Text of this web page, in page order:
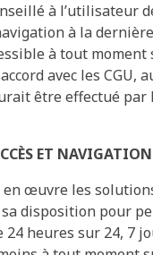
à l’utilisateur
à la
à tout moment
avec les CGU,
être effectué par
ET NAVIGATION
en œuvre les
disposition pour
24 heures sur 24, 7